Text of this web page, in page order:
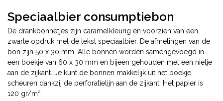
Speciaalbier consumptiebon
De drankbonnetjes zijn caramelkleurig en voorzien van een
zwarte opdruk met de tekst speciaalbier. De afmetingen van de
bon zijn 50 x 30 mm. Alle bonnen worden samengevoegd in
een boekje van 60 x 30 mm en bijeen gehouden met een nietje
aan de zijkant. Je kunt de bonnen makkelijk uit het boekje
scheuren dankzij de perforatielijn aan de zijkant. Het papier is
120 gr/m².